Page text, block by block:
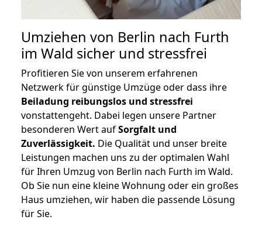
Umziehen von Berlin nach Furth
im Wald sicher und stressfrei
Profitieren Sie von unserem erfahrenen
Netzwerk für günstige Umzüge oder dass ihre
Beiladung reibungslos und stressfrei
vonstattengeht. Dabei legen unsere Partner
besonderen Wert aufSorgfalt und
Zuverlässigkeit. Die Qualität und unser breite
Leistungen machen uns zu der optimalen Wahl
für Ihren Umzug von Berlin nach Furth im Wald.
Ob Sie nun eine kleine Wohnung oder ein großes
Haus umziehen, wir haben die passende Lösung
für Sie.